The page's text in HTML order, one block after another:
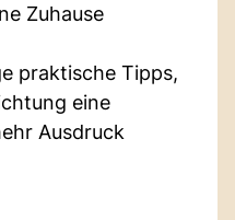
Zuhause
praktische Tipps,
eine
Ausdruck